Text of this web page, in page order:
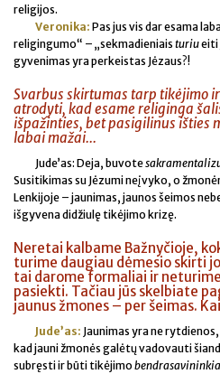
religijos.
Veronika: Pas jus vis dar esama
religingumo“ – „sekmadieniais turiueiti
gyvenimas yra perkeistas Jėzaus?!
Svarbus skirtumas tarp tikėjimo
atrodyti, kad esame religinga
išpažinties, bet pasigilinus išties
labai mažai...
Jude’as: Deja, buvote
Susitikimas su Jėzumi neįvyko, o
Lenkijoje – jaunimas, jaunos šeimos
išgyvena didžiulę tikėjimo krizę.
Neretai kalbame Bažnyčioje,
turime daugiau dėmesio skirti
tai darome formaliai ir
pasiekti. Tačiau jūs skelbiate
jaunus žmones – per šeimas.
Jude’as: Jaunimas yra ne
kad jauni žmonės galėtų vadovauti
subręsti ir būti tikėjimo